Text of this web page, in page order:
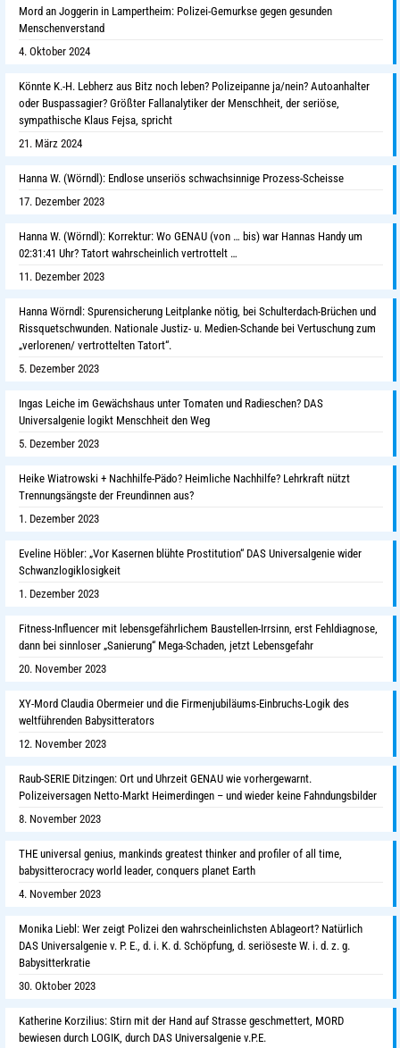
Mord an Joggerin in Lampertheim: Polizei-Gemurkse gegen gesunden
Menschenverstand
4. Oktober 2024
Könnte K.-H. Lebherz aus Bitz noch leben? Polizeipanne ja/nein? Autoanhalter
oder Buspassagier? Größter Fallanalytiker der Menschheit, der seriöse,
sympathische Klaus Fejsa, spricht
21. März 2024
Hanna W. (Wörndl): Endlose unseriös schwachsinnige Prozess-Scheisse
17. Dezember 2023
Hanna W. (Wörndl): Korrektur: Wo GENAU (von … bis) war Hannas Handy um
02:31:41 Uhr? Tatort wahrscheinlich vertrottelt …
11. Dezember 2023
Hanna Wörndl: Spurensicherung Leitplanke nötig, bei Schulterdach-Brüchen und
Rissquetschwunden. Nationale Justiz- u. Medien-Schande bei Vertuschung zum
„verlorenen/ vertrottelten Tatort“.
5. Dezember 2023
Ingas Leiche im Gewächshaus unter Tomaten und Radieschen? DAS
Universalgenie logikt Menschheit den Weg
5. Dezember 2023
Heike Wiatrowski + Nachhilfe-Pädo? Heimliche Nachhilfe? Lehrkraft nützt
Trennungsängste der Freundinnen aus?
1. Dezember 2023
Eveline Höbler: „Vor Kasernen blühte Prostitution“ DAS Universalgenie wider
Schwanzlogiklosigkeit
1. Dezember 2023
Fitness-Influencer mit lebensgefährlichem Baustellen-Irrsinn, erst Fehldiagnose,
dann bei sinnloser „Sanierung“ Mega-Schaden, jetzt Lebensgefahr
20. November 2023
XY-Mord Claudia Obermeier und die Firmenjubiläums-Einbruchs-Logik des
weltführenden Babysitterators
12. November 2023
Raub-SERIE Ditzingen: Ort und Uhrzeit GENAU wie vorhergewarnt.
Polizeiversagen Netto-Markt Heimerdingen – und wieder keine Fahndungsbilder
8. November 2023
THE universal genius, mankinds greatest thinker and profiler of all time,
babysitterocracy world leader, conquers planet Earth
4. November 2023
Monika Liebl: Wer zeigt Polizei den wahrscheinlichsten Ablageort? Natürlich
DAS Universalgenie v. P. E., d. i. K. d. Schöpfung, d. seriöseste W. i. d. z. g.
Babysitterkratie
30. Oktober 2023
Katherine Korzilius: Stirn mit der Hand auf Strasse geschmettert, MORD
bewiesen durch LOGIK, durch DAS Universalgenie v.P.E.